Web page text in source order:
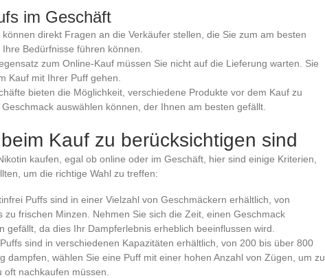
im Geschäft
können direkt Fragen an die Verkäufer stellen, die Sie zum am besten
Bedürfnisse führen können.
zum Online-Kauf müssen Sie nicht auf die Lieferung warten. Sie
Kauf mit Ihrer Puff gehen.
bieten die Möglichkeit, verschiedene Produkte vor dem Kauf zu
auswählen können, der Ihnen am besten gefällt.
Kauf zu berücksichtigen sind
kaufen, egal ob online oder im Geschäft, hier sind einige Kriterien,
um die richtige Wahl zu treffen:
Puffs sind in einer Vielzahl von Geschmäckern erhältlich, von
zu frischen Minzen. Nehmen Sie sich die Zeit, einen Geschmack
gefällt, da dies Ihr Dampferlebnis erheblich beeinflussen wird.
sind in verschiedenen Kapazitäten erhältlich, von 200 bis über 800
dampfen, wählen Sie eine Puff mit einer hohen Anzahl von Zügen, um zu
nachkaufen müssen.